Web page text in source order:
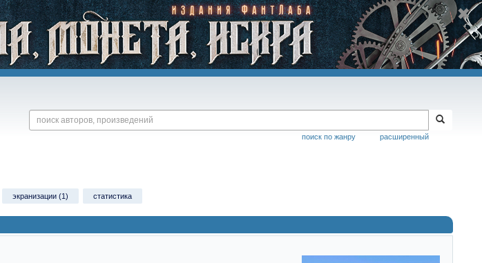
расширенный
поиск по жанру
экранизации (1) статистика